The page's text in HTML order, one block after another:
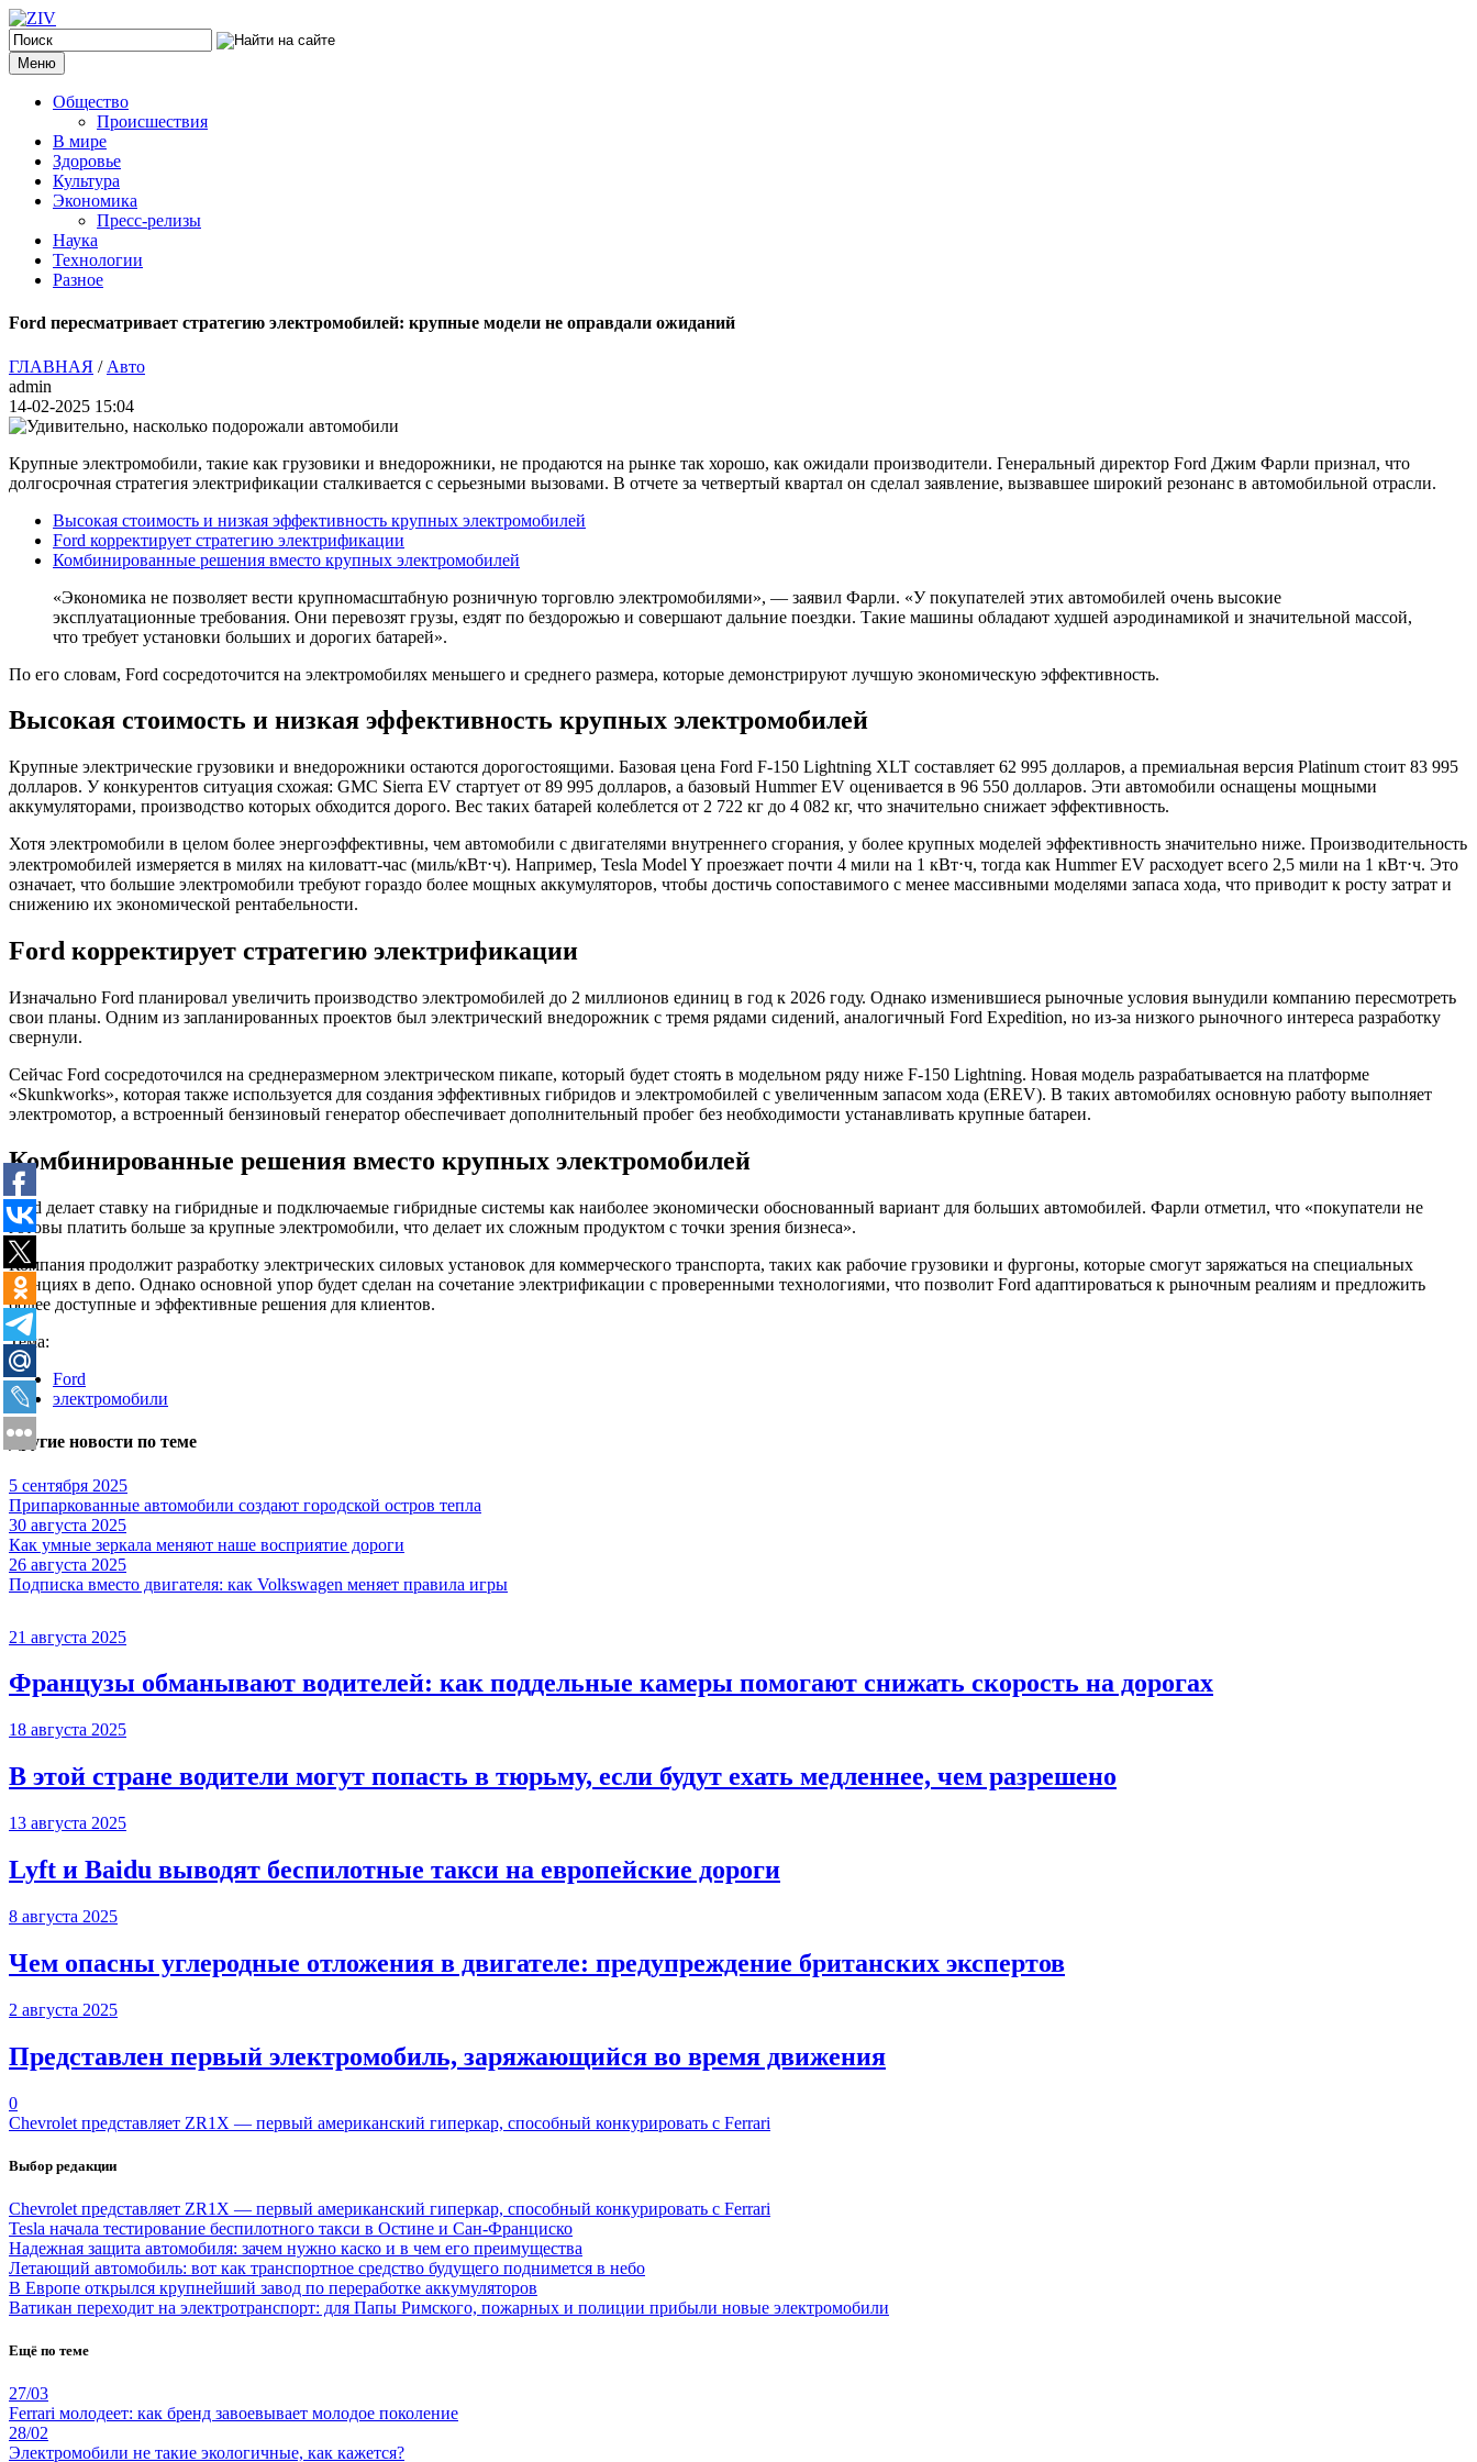
Меню
Общество
Происшествия
В мире
Здоровье
Культура
Экономика
Пресс-релизы
Наука
Технологии
Разное
Ford пересматривает стратегию электромобилей: крупные модели не оправдали ожиданий
ГЛАВНАЯ / Авто
admin
14-02-2025 15:04
Крупные электромобили, такие как грузовики и внедорожники, не продаются на рынке так хорошо, как ожидали производители. Генеральный директор Ford Джим Фарли признал, что
долгосрочная стратегия электрификации сталкивается с серьезными вызовами. В отчете за четвертый квартал он сделал заявление, вызвавшее широкий резонанс в автомобильной отрасли.
Высокая стоимость и низкая эффективность крупных электромобилей
Ford корректирует стратегию электрификации
Комбинированные решения вместо крупных электромобилей
«Экономика не позволяет вести крупномасштабную розничную торговлю электромобилями», — заявил Фарли. «У покупателей этих автомобилей очень высокие
эксплуатационные требования. Они перевозят грузы, ездят по бездорожью и совершают дальние поездки. Такие машины обладают худшей аэродинамикой и значительной массой,
что требует установки больших и дорогих батарей».
По его словам, Ford сосредоточится на электромобилях меньшего и среднего размера, которые демонстрируют лучшую экономическую эффективность.
Высокая стоимость и низкая эффективность крупных электромобилей
Крупные электрические грузовики и внедорожники остаются дорогостоящими. Базовая цена Ford F-150 Lightning XLT составляет 62 995 долларов, а премиальная версия Platinum стоит 83 995
долларов. У конкурентов ситуация схожая: GMC Sierra EV стартует от 89 995 долларов, а базовый Hummer EV оценивается в 96 550 долларов. Эти автомобили оснащены мощными
аккумуляторами, производство которых обходится дорого. Вес таких батарей колеблется от 2 722 кг до 4 082 кг, что значительно снижает эффективность.
Хотя электромобили в целом более энергоэффективны, чем автомобили с двигателями внутреннего сгорания, у более крупных моделей эффективность значительно ниже. Производительность
электромобилей измеряется в милях на киловатт-час (миль/кВт⋅ч). Например, Tesla Model Y проезжает почти 4 мили на 1 кВт⋅ч, тогда как Hummer EV расходует всего 2,5 мили на 1 кВт⋅ч. Это
означает, что большие электромобили требуют гораздо более мощных аккумуляторов, чтобы достичь сопоставимого с менее массивными моделями запаса хода, что приводит к росту затрат и
снижению их экономической рентабельности.
Ford корректирует стратегию электрификации
Изначально Ford планировал увеличить производство электромобилей до 2 миллионов единиц в год к 2026 году. Однако изменившиеся рыночные условия вынудили компанию пересмотреть
свои планы. Одним из запланированных проектов был электрический внедорожник с тремя рядами сидений, аналогичный Ford Expedition, но из-за низкого рыночного интереса разработку
свернули.
Сейчас Ford сосредоточился на среднеразмерном электрическом пикапе, который будет стоять в модельном ряду ниже F-150 Lightning. Новая модель разрабатывается на платформе
«Skunkworks», которая также используется для создания эффективных гибридов и электромобилей с увеличенным запасом хода (EREV). В таких автомобилях основную работу выполняет
электромотор, а встроенный бензиновый генератор обеспечивает дополнительный пробег без необходимости устанавливать крупные батареи.
Комбинированные решения вместо крупных электромобилей
Ford делает ставку на гибридные и подключаемые гибридные системы как наиболее экономически обоснованный вариант для больших автомобилей. Фарли отметил, что «покупатели не
готовы платить больше за крупные электромобили, что делает их сложным продуктом с точки зрения бизнеса».
Компания продолжит разработку электрических силовых установок для коммерческого транспорта, таких как рабочие грузовики и фургоны, которые смогут заряжаться на специальных
станциях в депо. Однако основной упор будет сделан на сочетание электрификации с проверенными технологиями, что позволит Ford адаптироваться к рыночным реалиям и предложить
более доступные и эффективные решения для клиентов.
Тема:
Ford
электромобили
Другие новости по теме
5 сентября 2025
Припаркованные автомобили создают городской остров тепла
30 августа 2025
Как умные зеркала меняют наше восприятие дороги
26 августа 2025
Подписка вместо двигателя: как Volkswagen меняет правила игры
21 августа 2025
Французы обманывают водителей: как поддельные камеры помогают снижать скорость на дорогах
18 августа 2025
В этой стране водители могут попасть в тюрьму, если будут ехать медленнее, чем разрешено
13 августа 2025
Lyft и Baidu выводят беспилотные такси на европейские дороги
8 августа 2025
Чем опасны углеродные отложения в двигателе: предупреждение британских экспертов
2 августа 2025
Представлен первый электромобиль, заряжающийся во время движения
0
Chevrolet представляет ZR1X — первый американский гиперкар, способный конкурировать с Ferrari
Выбор редакции
Chevrolet представляет ZR1X — первый американский гиперкар, способный конкурировать с Ferrari
Tesla начала тестирование беспилотного такси в Остине и Сан-Франциско
Надежная защита автомобиля: зачем нужно каско и в чем его преимущества
Летающий автомобиль: вот как транспортное средство будущего поднимется в небо
В Европе открылся крупнейший завод по переработке аккумуляторов
Ватикан переходит на электротранспорт: для Папы Римского, пожарных и полиции прибыли новые электромобили
Ещё по теме
27/03
Ferrari молодеет: как бренд завоевывает молодое поколение
28/02
Электромобили не такие экологичные, как кажется?